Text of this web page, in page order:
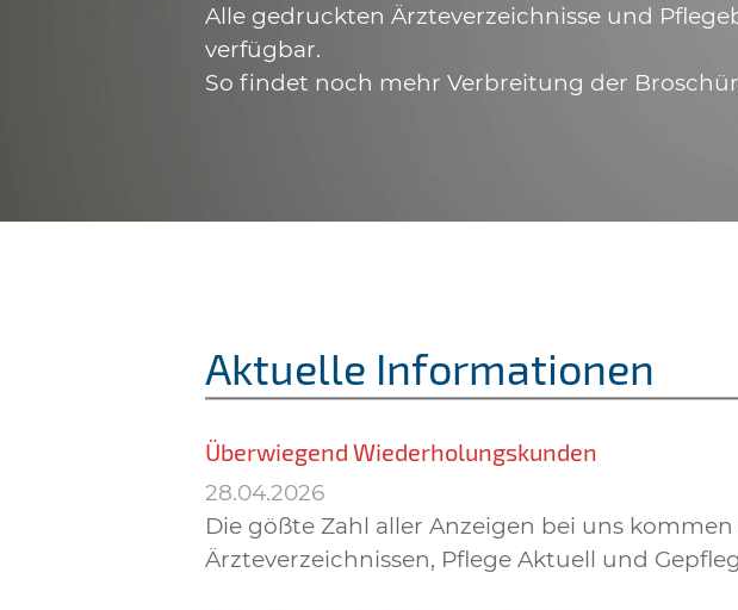
Alle gedruckten Ärzteverzeichnisse und
verfügbar.
So findet noch mehr Verbreitung der
Aktuelle Informationen
Überwiegend Wiederholungskunden
28.04.2026
Die gößte Zahl aller Anzeigen bei uns
Ärzteverzeichnissen, Pflege Aktuell und